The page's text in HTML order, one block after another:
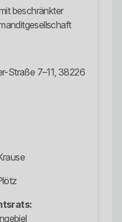
beschränkter
Straße 7–11, 38226